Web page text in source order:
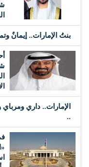
بنتُ الإمارات.. إيمانٌ
الإمارات.. داري
..